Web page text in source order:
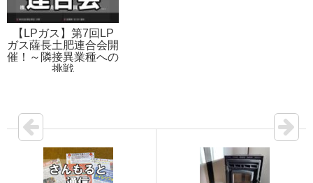
【LPガス】第7回LP
ガス薩長土肥連合会開
催！～隣接異業種への
挑戦